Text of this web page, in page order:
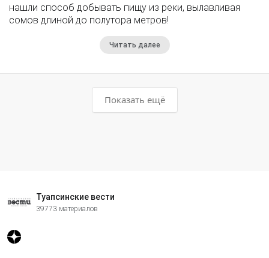
нашли способ добывать пищу из реки, вылавливая
сомов длиной до полутора метров!
Читать далее
Показать ещё
Туапсинские вести
39773 материалов